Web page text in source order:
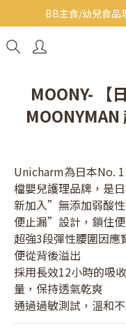
Baby
BB主食/幼兒食品
大人
MOONY- 【
Unicharm為日本No.
檔嬰兒護理品牌，是
新加入”無添加弱酸
便止漏”設計，鎖住
超強3段彈性腰圍因應
便從背後溢出
採用長效12小時的吸
量，保持透氣乾爽
通過過敏測試，溫和